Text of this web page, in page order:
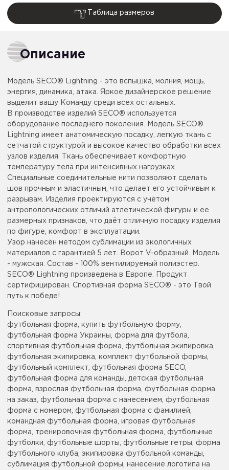
Таблица размеров
Описание
Модель SECO® Lightning - это вспышка, молния, мощь,
энергия, динамика, атака. Яркое дизайнерское решение
выделит вашу Команду среди всех остальных.
В производстве изделий SECO® используется
оборудование последнего поколения. Модель SECO®
Lightning имеет анатомическую посадку, легкую ткань с
сетчатой структурой и высокое качество обработки всех
узлов изделия. Ткань обеспечивает комфортную
температуру тела при интенсивных нагрузках.
Специальные соединительные нити позволяют сделать
шов прочным и эластичным, что делает его устойчивым к
разрывам. Изделия проектируются с учётом
антропологических отличий атлетической фигуры и ее
размерных признаков, что даёт отличную посадку изделия
по фигуре, комфорт в эксплуатации.
Узор нанесён методом сублимации из экологичных
материалов с гарантией 5 лет. Ворот V-образный. Модель
- мужская. Состав - 100% вентилируемый полиэстер.
SECO® Lightning произведена в Европе. Продукт
сертифицирован. Спортивная форма SECO® - это Твой
путь к победе!
Поисковые запросы:
футбольная форма, купить футбольную форму,
футбольная форма Украины, форма для футбола,
спортивная футбольная форма, футбольная экипировка,
футбольная экипировка, комплект футбольной формы,
футбольный комплект, футбольная форма SECO,
футбольная форма для команды, детская футбольная
форма, взрослая футбольная форма, футбольная форма
на заказ, футбольная форма с нанесением, футбольная
форма с номером, футбольная форма с фамилией,
командная футбольная форма, игровая футбольная
форма, тренировочная футбольная форма, футбольные
футболки, футбольные шорты, футбольные гетры, форма
футбольного клуба, экипировка футбольной команды,
сублимация футбольной формы, нанесение логотипа на